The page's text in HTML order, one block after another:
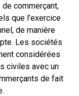
commerçant,
que l’exercice
de manière
Les sociétés
considérées
civiles avec un
de fait